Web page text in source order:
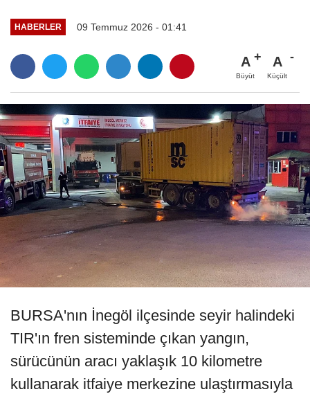
HABERLER 09 Temmuz 2026 - 01:41
A
Büyüt
A
Küçült
BURSA'nın İnegöl ilçesinde seyir halindeki
TIR'ın fren sisteminde çıkan yangın,
sürücünün aracı yaklaşık 10 kilometre
kullanarak itfaiye merkezine ulaştırmasıyla